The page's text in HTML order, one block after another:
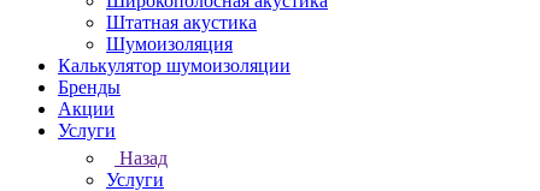
Штатная акустика
Шумоизоляция
Калькулятор шумоизоляции
Бренды
Акции
Услуги
Назад
Услуги